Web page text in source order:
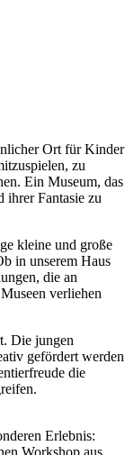
Ort für Kinder
zu
Ein Museum, das
ihrer Fantasie zu
kleine und große
in unserem Haus
die an
verliehen
Die jungen
gefördert werden
die
Erlebnis: